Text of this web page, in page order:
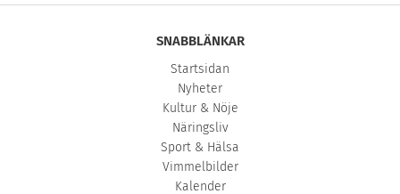
SNABBLÄNKAR
Startsidan
Nyheter
Kultur & Nöje
Näringsliv
Sport & Hälsa
Vimmelbilder
Kalender